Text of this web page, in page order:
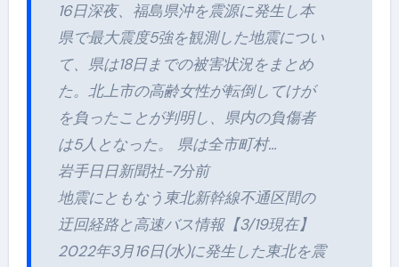
16日深夜、福島県沖を震源に発生し本
県で最大震度5強を観測した地震につい
て、県は18日までの被害状況をまとめ
た。北上市の高齢女性が転倒してけが
を負ったことが判明し、県内の負傷者
は5人となった。 県は全市町村…
岩手日日新聞社-7分前
地震にともなう東北新幹線不通区間の
迂回経路と高速バス情報【3/19現在】
2022年3月16日(水)に発生した東北を震